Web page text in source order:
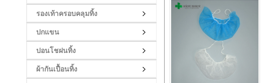
รองเท้าครอบคลุมทิ้ง
ปกแขน
ปอนโชฝนทิ้ง
ผ้ากันเปื้อนทิ้ง